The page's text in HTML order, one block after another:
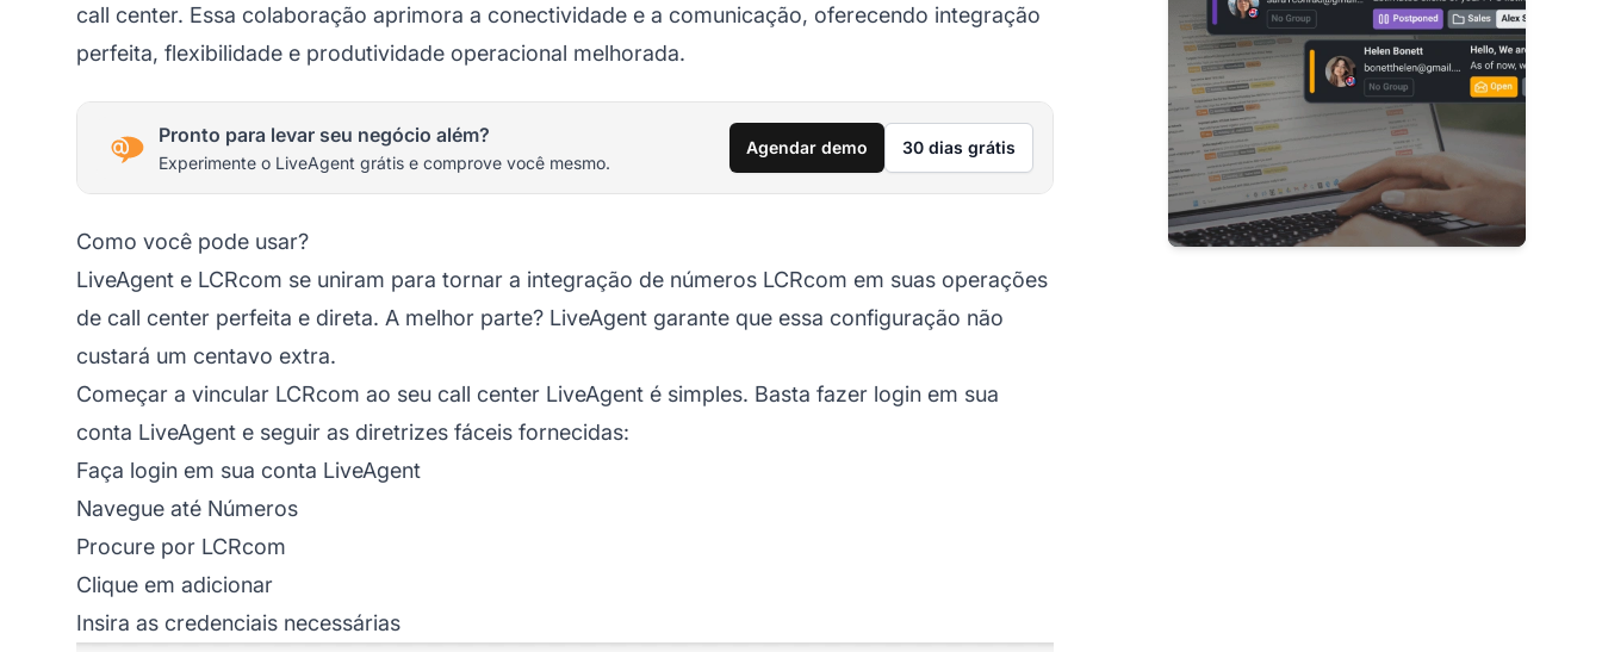
call center. Essa colaboração aprimora a conectividade e a comunicação, oferecendo integração
perfeita, flexibilidade e produtividade operacional melhorada.
Pronto para levar seu negócio além?
Experimente o LiveAgent grátis e comprove você mesmo.
Agendar demo 30 dias grátis
Como você pode usar?
LiveAgent e LCRcom se uniram para tornar a integração de números LCRcom em suas operações
de call center perfeita e direta. A melhor parte? LiveAgent garante que essa configuração não
custará um centavo extra.
Começar a vincular LCRcom ao seu call center LiveAgent é simples. Basta fazer login em sua
conta LiveAgent e seguir as diretrizes fáceis fornecidas:
Faça login em sua conta LiveAgent
Navegue até Números
Procure por LCRcom
Clique em adicionar
Insira as credenciais necessárias